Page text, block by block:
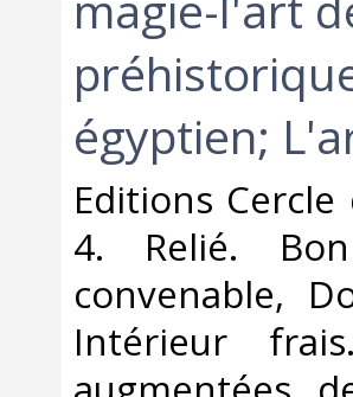
égyptien;
‎Editions
4. Relié.
convenable,
Intérieur